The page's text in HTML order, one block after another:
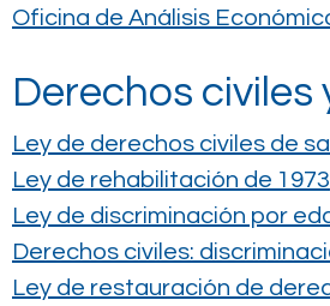
Oficina de Análisis
Derechos
Ley de derechos civiles de
Ley de rehabilitación de 1973
Ley de discriminación por
Derechos civiles:
Ley de restauración de